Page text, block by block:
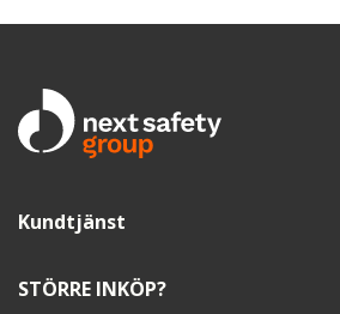
Kundtjänst
STÖRRE INKÖP?